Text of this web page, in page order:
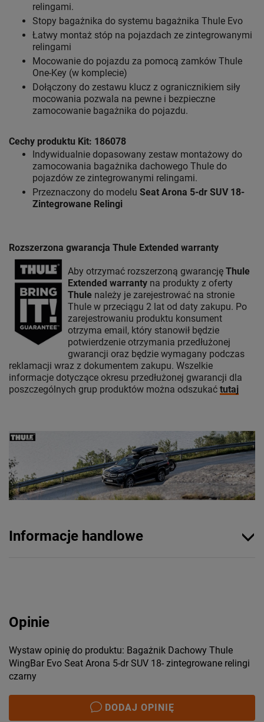
relingami.
Stopy bagażnika do systemu bagażnika Thule Evo
Łatwy montaż stóp na pojazdach ze zintegrowanymi
relingami
Mocowanie do pojazdu za pomocą zamków Thule
One-Key (w komplecie)
Dołączony do zestawu klucz z ogranicznikiem siły
mocowania pozwala na pewne i bezpieczne
zamocowanie bagażnika do pojazdu.
Cechy produktu Kit: 186078
Indywidualnie dopasowany zestaw montażowy do
zamocowania bagażnika dachowego Thule do
pojazdów ze zintegrowanymi relingami.
Przeznaczony do modelu Seat Arona 5-dr SUV 18-
Zintegrowane Relingi
Rozszerzona gwarancja Thule Extended warranty
Aby otrzymać rozszerzoną gwarancję Thule
Extended warranty na produkty z oferty
Thule należy je zarejestrować na stronie
Thule w przeciągu 2 lat od daty zakupu. Po
zarejestrowaniu produktu konsument
otrzyma email, który stanowił będzie
potwierdzenie otrzymania przedłużonej
gwarancji oraz będzie wymagany podczas
reklamacji wraz z dokumentem zakupu. Wszelkie
informacje dotyczące okresu przedłużonej gwarancji dla
poszczególnych grup produktów można odszukać tutaj
Informacje handlowe
Opinie
Wystaw opinię do produktu: Bagażnik Dachowy Thule
WingBar Evo Seat Arona 5-dr SUV 18- zintegrowane relingi
czarny
DODAJ OPINIĘ